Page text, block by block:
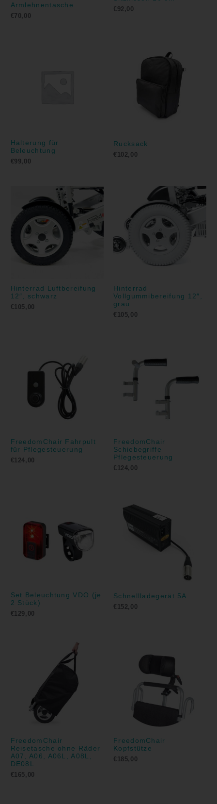
Armlehnentasche
€ 70,00
€ 92,00
Halterung für
Beleuchtung
€99,00
Rucksack
€ 102,00
Hinterrad Luftbereifung
12″, schwarz
€105,00
Hinterrad
Vollgummibereifung 12″,
grau
€ 105,00
FreedomChair Fahrpult
für Pflegesteuerung
€124,00
FreedomChair
Schiebegriffe
Pflegesteuerung
€ 124,00
Set Beleuchtung VDO (je
2 Stück)
€129,00
Schnellladegerät 5A
€ 152,00
FreedomChair
Reisetasche ohne Räder
A07, A06, A06L, A08L,
DE08L
€165,00
FreedomChair
Kopfstütze
€ 185,00